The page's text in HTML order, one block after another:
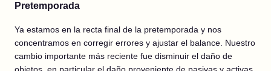
Pretemporada
Ya estamos en la recta final de la pretemporada y nos
concentramos en corregir errores y ajustar el balance. Nuestro
cambio importante más reciente fue disminuir el daño de